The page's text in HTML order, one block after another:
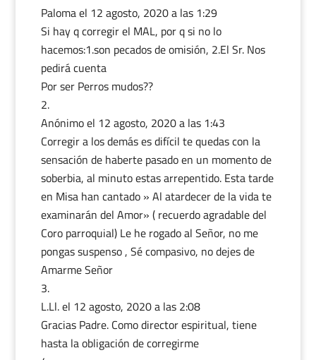
Paloma️️️el 12 agosto, 2020 a las 1:29
Si hay q corregir el MAL, por q si no lo
hacemos:1.son pecados de omisión, 2.El Sr. Nos
pedirá cuenta
Por ser Perros mudos??
Anónimoel 12 agosto, 2020 a las 1:43
Corregir a los demás es difícil te quedas con la
sensación de haberte pasado en un momento de
soberbia, al minuto estas arrepentido. Esta tarde
en Misa han cantado » Al atardecer de la vida te
examinarán del Amor» ( recuerdo agradable del
Coro parroquial) Le he rogado al Señor, no me
pongas suspenso , Sé compasivo, no dejes de
Amarme Señor
L.Ll.el 12 agosto, 2020 a las 2:08
Gracias Padre. Como director espiritual, tiene
hasta la obligación de corregirme